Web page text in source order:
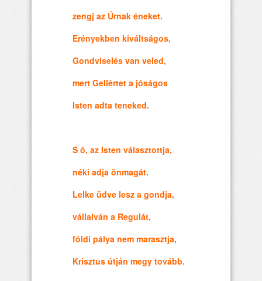
zengj az Úrnak éneket.
Erényekben kiváltságos,
Gondviselés van veled,
mert Gellértet a jóságos
Isten adta teneked.
S ő, az Isten választottja,
néki adja önmagát.
Lelke üdve lesz a gondja,
vállalván a Regulát,
földi pálya nem marasztja,
Krisztus útján megy tovább.